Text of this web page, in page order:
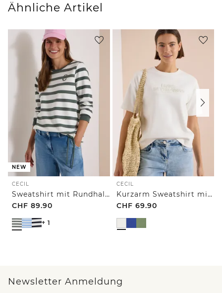
Ähnliche Artikel
NEW
CECIL
Sweatshirt mit Rundhals und Tunnelzug
CHF 89.90
+ 1
CECIL
Kurzarm Sweatshirt mit Embroidery
CHF 69.90
Newsletter Anmeldung